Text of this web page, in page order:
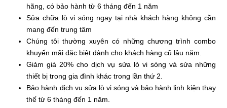
hãng, có bảo hành từ 6 tháng đến 1 năm
Sửa chữa lò vi sóng ngay tại nhà khách hàng không cần
mang đến trung tâm
Chúng tôi thường xuyên có những chương trình combo
khuyến mãi đặc biệt dành cho khách hàng cũ lâu năm.
Giảm giá 20% cho dịch vụ sửa lò vi sóng và sửa những
thiết bị trong gia đình khác trong lần thứ 2.
Bảo hành dịch vụ sửa lò vi sóng và bảo hành linh kiện thay
thế từ 6 tháng đến 1 năm.